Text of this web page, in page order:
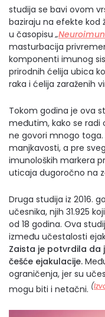
studija se bavi ovom
baziraju na efekte kod
u časopisu„
masturbacija
komponenti imunog
prirodnih ćelija ubica
raka i ćelija zaraženih
Tokom godina je ova
međutim, kako se radi
ne govori mnogo
manjkavosti, a pre
imunoloških markera
uticaja dugoročno na
Druga studija iz 2016.
učesnika, njih 31.925
od 18 godina. Ova
između učestalosti
Zaista je potvrdila da
češće ejakulacije.
ograničenja, jer su
mogu biti i netačni. (